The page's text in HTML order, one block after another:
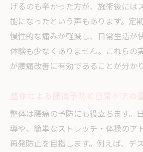
げるのも辛かった方が、施術後には
能になったという声もあります。定
慢性的な痛みが軽減し、日常生活が
体験も少なくありません。これらの
が腰痛改善に有効であることが分か
整体は腰痛の予防にも役立ちます。
導や、簡単なストレッチ・体操のア
再発防止を目指します。例えば、デ